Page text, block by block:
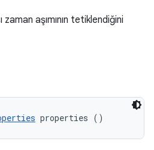
aşımının tetiklendiğini
properties ()